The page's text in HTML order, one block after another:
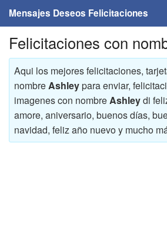
Mensajes Deseos Felicitaciones
Home
Mensajes
Felicitaciones
Felicitaciones con nombres
Felicitaciones con
Aqui los mejores felicitaciones,
nombre Ashleypara enviar,
imagenes con nombre Ashleydi
amore, aniversario, buenos días,
navidad, feliz año nuevo y mucho